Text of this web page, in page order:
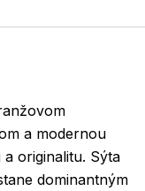
a modernou
originalitu. Sýta
dominantným